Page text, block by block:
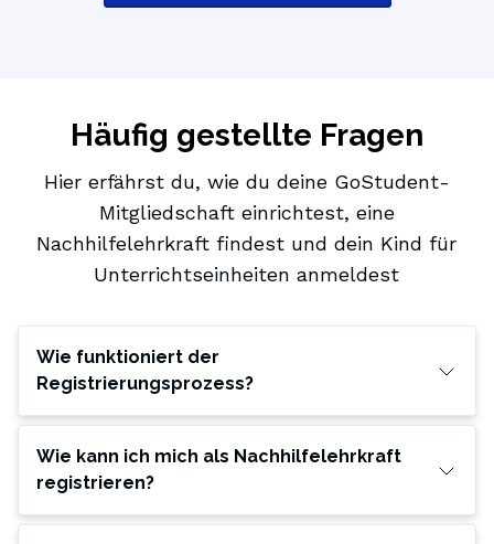
Häufig gestellte Fragen
Hier erfährst du, wie du deine GoStudent-
Mitgliedschaft einrichtest, eine
Nachhilfelehrkraft findest und dein Kind für
Unterrichtseinheiten anmeldest
Wie funktioniert der
Registrierungsprozess?
Wie kann ich mich als Nachhilfelehrkraft
registrieren?